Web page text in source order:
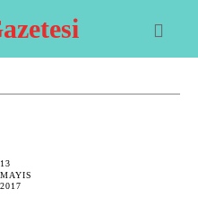
13
MAYIS
2017